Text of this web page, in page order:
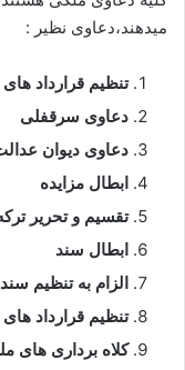
میدهند،دعاوی نظیر :
تنظیم قرارداد
دعاوی سرقفلی
دعاوی دیوان
ابطال مزایده
تقسیم و تحریر
ابطال سند
الزام به تنظیم
تنظیم قرارداد
کلاه برداری های